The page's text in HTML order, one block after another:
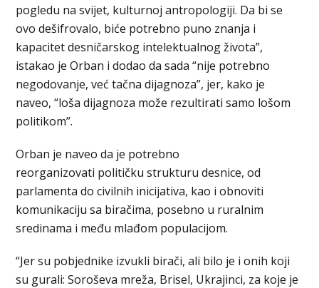
pogledu na svijet, kulturnoj antropologiji. Da bi se
ovo dešifrovalo, biće potrebno puno znanja i
kapacitet desničarskog intelektualnog života”,
istakao je Orban i dodao da sada “nije potrebno
negodovanje, već tačna dijagnoza”, jer, kako je
naveo, “loša dijagnoza može rezultirati samo lošom
politikom”.
Orban je naveo da je potrebno
reorganizovati političku strukturu desnice, od
parlamenta do civilnih inicijativa, kao i obnoviti
komunikaciju sa biračima, posebno u ruralnim
sredinama i među mlađom populacijom.
“Jer su pobjednike izvukli birači, ali bilo je i onih koji
su gurali: Soroševa mreža, Brisel, Ukrajinci, za koje je